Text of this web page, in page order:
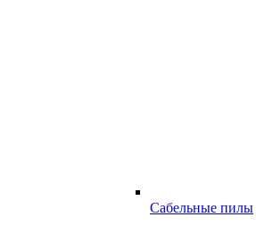
Сабельные пилы